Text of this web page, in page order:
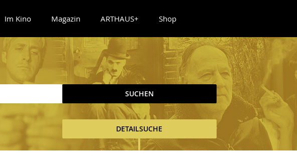
Im Kino Magazin ARTHAUS+ Shop
SUCHEN
DETAILSUCHE